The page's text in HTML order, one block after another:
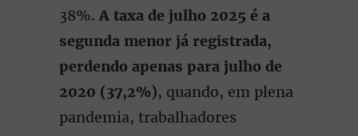
38%.A taxa de julho 2025 é a
segunda menor já registrada,
perdendo apenas para julho de
2020 (37,2%), quando, em plena
pandemia, trabalhadores